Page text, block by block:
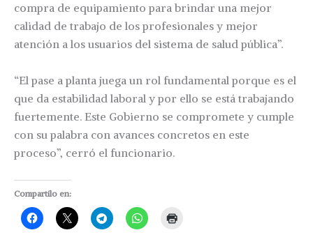
compra de equipamiento para brindar una mejor
calidad de trabajo de los profesionales y mejor
atención a los usuarios del sistema de salud pública”.
“El pase a planta juega un rol fundamental porque es el
que da estabilidad laboral y por ello se está trabajando
fuertemente. Este Gobierno se compromete y cumple
con su palabra con avances concretos en este
proceso”, cerró el funcionario.
Compartilo en: